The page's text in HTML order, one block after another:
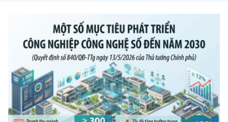
Năng lượng nguyên tử
Tin tổng hợp
Tin địa phương
Chuyển đổi số
Bưu chính, Viễn thông
Sở hữu trí tuệ
Tiêu chuẩn, đo lường, chất lượng
Videos
Infographic
Ảnh
Voice